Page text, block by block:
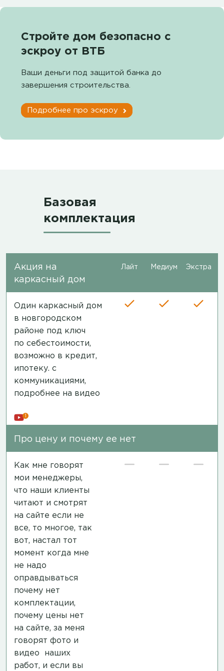
Стройте дом безопасно с
эскроу от ВТБ
Ваши деньги под защитой банка до
завершения строительства.
Подробнее про эскроу
Базовая
комплектация
Акция на
каркасный дом
Лайт Медиум Экстра
Один каркасный дом
в новгородском
районе под ключ
по себестоимости,
возможно в кредит,
ипотеку. с
коммуникациями,
подробнее на видео
Про цену и почему ее нет
Как мне говорят
мои менеджеры,
что наши клиенты
читают и смотрят
на сайте если не
все, то многое, так
вот, настал тот
момент когда мне
не надо
оправдываться
почему нет
комплектации,
почему цены нет
на сайте, за меня
говорят фото и
видео наших
работ, и если вы